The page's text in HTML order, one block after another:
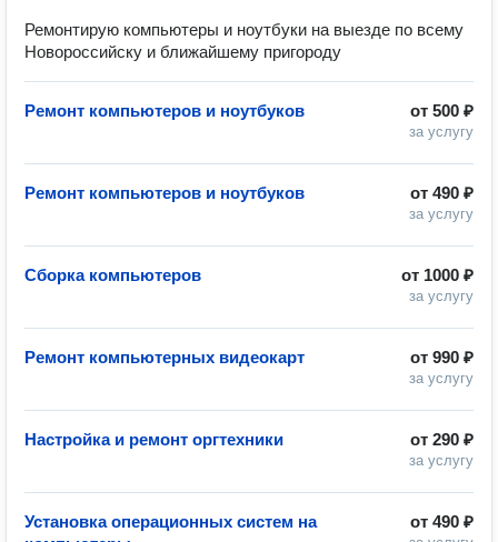
Ремонтирую компьютеры и ноутбуки на выезде по всему
Новороссийску и ближайшему пригороду
от 500 ₽
за услугу
Ремонт компьютеров и ноутбуков
от 490 ₽
за услугу
Ремонт компьютеров и ноутбуков
от 1000 ₽
за услугу
Сборка компьютеров
от 990 ₽
за услугу
Ремонт компьютерных видеокарт
от 290 ₽
за услугу
Настройка и ремонт оргтехники
от 490 ₽
Установка операционных систем на